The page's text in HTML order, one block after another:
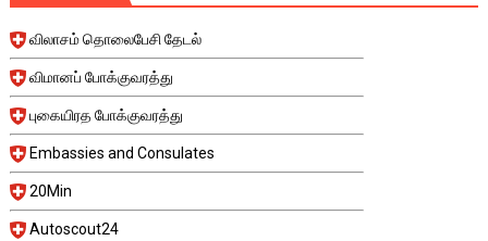
விலாசம் தொலைபேசி தேடல்
விமானப் போக்குவரத்து
புகையிரத போக்குவரத்து
Embassies and Consulates
20Min
Autoscout24